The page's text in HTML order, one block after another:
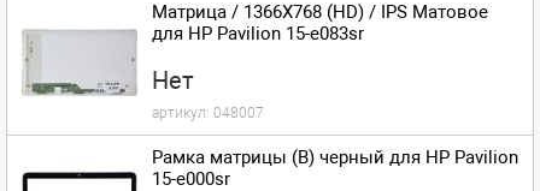
Матрица / 1366X768 (HD) / IPS Матовое
для HP Pavilion 15-e083sr
Нет
артикул: 048007
Рамка матрицы (B) черный для HP Pavilion
15-e000sr